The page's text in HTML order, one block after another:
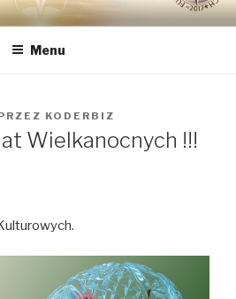
VIA
Menu
KODERBIZ
Wielkanocnych !!!